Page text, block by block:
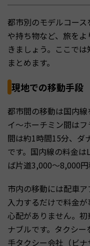
都市別のモデルコー
や持ち物など、旅を
きましょう。ここで
まとめます。
現地での移動手段
都市間の移動は国内
イ〜ホーチミン間は
間は約1時間15分、ダ
です。国内線の料金
ば片道3,000〜8,000円
市内の移動には配車
入力するだけで料金
心配がありません。
ナブルです。タクシ
手タクシー会社（ビナ